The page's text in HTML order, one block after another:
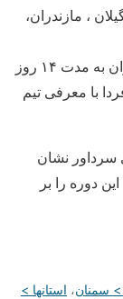
، مازندران،
جزیره کیش ، جزیره قشم و تیم های آینده سازان به مدت ۱۴ روز
با معرفی تیم
سرداور نشان
دوره را بر
> سمنان، استانها >